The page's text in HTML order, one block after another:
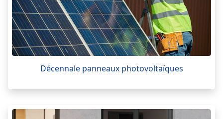
Décennale panneaux photovoltaïques